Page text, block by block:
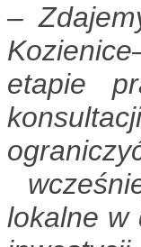
–
etapie
lokalne w